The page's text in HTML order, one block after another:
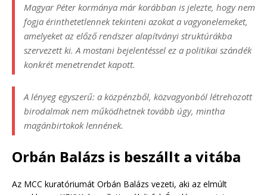
Magyar Péter kormánya már korábban is jelezte, hogy nem
fogja érinthetetlennek tekinteni azokat a vagyonelemeket,
amelyeket az előző rendszer alapítványi struktúrákba
szervezett ki. A mostani bejelentéssel ez a politikai szándék
konkrét menetrendet kapott.
A lényeg egyszerű: a közpénzből, közvagyonból létrehozott
birodalmak nem működhetnek tovább úgy, mintha
magánbirtokok lennének.
Orbán Balázs is beszállt a vitába
Az MCC kuratóriumát Orbán Balázs vezeti, aki az elmúlt